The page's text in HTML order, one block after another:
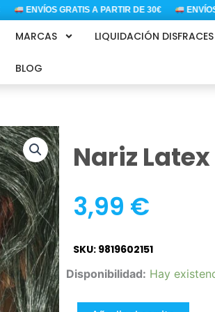
ENVÍOS GRATIS A PARTIR DE 30€ ENVÍOS
MARCAS LIQUIDACIÓN DISFRACES
BLOG
Nariz
3,99 €
SKU: 9819602151
Disponibilidad: Hay
Nariz
latex